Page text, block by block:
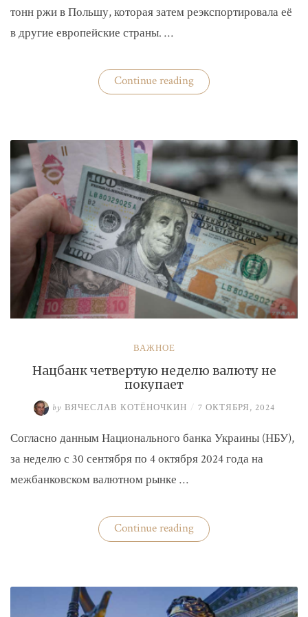
тонн ржи в Польшу, которая затем реэкспортировала её
в другие европейские страны. …
Continue reading«Украина
практически
зерновые
культуры»
ВАЖНОЕ
Нацбанк четвертую неделю валюту не
покупает
by ВЯЧЕСЛАВ КОТЁНОЧКИН / 7 ОКТЯБРЯ, 2024
Согласно данным Национального банка Украины (НБУ),
за неделю с 30 сентября по 4 октября 2024 года на
межбанковском валютном рынке …
Continue reading«Нацбанк
четвертую
покупает»